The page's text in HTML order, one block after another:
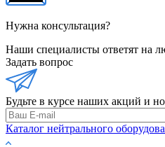
Нужна консультация?
Наши специалисты ответят на
Задать вопрос
Будьте в курсе наших акций и
Каталог нейтрального